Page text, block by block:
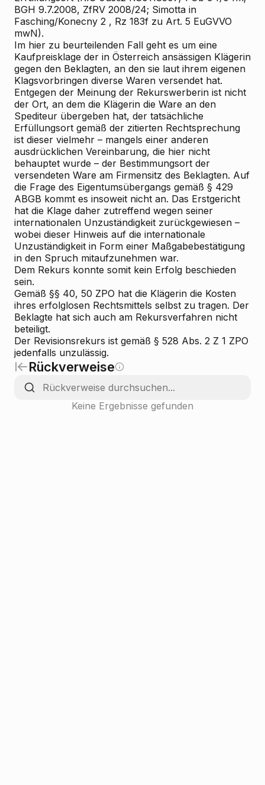
BGH 9.7.2008, ZfRV 2008/24; Simotta in
Fasching/Konecny 2 , Rz 183f zu Art. 5 EuGVVO
mwN).
Im hier zu beurteilenden Fall geht es um eine
Kaufpreisklage der in Österreich ansässigen Klägerin
gegen den Beklagten, an den sie laut ihrem eigenen
Klagsvorbringen diverse Waren versendet hat.
Entgegen der Meinung der Rekurswerberin ist nicht
der Ort, an dem die Klägerin die Ware an den
Spediteur übergeben hat, der tatsächliche
Erfüllungsort gemäß der zitierten Rechtsprechung
ist dieser vielmehr – mangels einer anderen
ausdrücklichen Vereinbarung, die hier nicht
behauptet wurde – der Bestimmungsort der
versendeten Ware am Firmensitz des Beklagten. Auf
die Frage des Eigentumsübergangs gemäß § 429
ABGB kommt es insoweit nicht an. Das Erstgericht
hat die Klage daher zutreffend wegen seiner
internationalen Unzuständigkeit zurückgewiesen –
wobei dieser Hinweis auf die internationale
Unzuständigkeit in Form einer Maßgabebestätigung
in den Spruch mitaufzunehmen war.
Dem Rekurs konnte somit kein Erfolg beschieden
sein.
Gemäß §§ 40, 50 ZPO hat die Klägerin die Kosten
ihres erfolglosen Rechtsmittels selbst zu tragen. Der
Beklagte hat sich auch am Rekursverfahren nicht
beteiligt.
Der Revisionsrekurs ist gemäß § 528 Abs. 2 Z 1 ZPO
jedenfalls unzulässig.
Rückverweise
Keine Ergebnisse gefunden